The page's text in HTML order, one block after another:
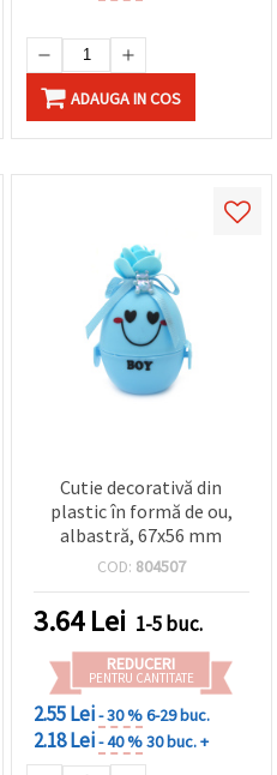
ADAUGA IN COS
Cutie decorativă din
plastic în formă de ou,
albastră, 67x56 mm
COD: 804507
3.64Lei 1-5 buc.
REDUCERI
PENTRU CANTITATE
2.55 Lei- 30 %6-29 buc.
2.18 Lei- 40 %30 buc. +